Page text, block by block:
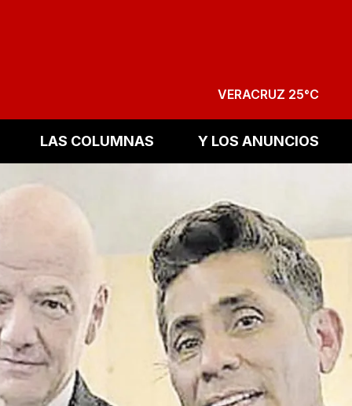
VERACRUZ 25°C
LAS COLUMNAS Y LOS ANUNCIOS